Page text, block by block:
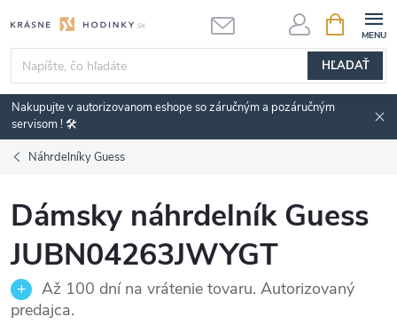
na
obsah
HĽADAŤ
KOŠÍK
Nakupujte v autorizovanom eshope so záručným a pozáručným
servisom ! 🛠️
Náhrdelníky Guess
Dámsky náhrdelník Guess
JUBN04263JWYGT
Až 100 dní na vrátenie tovaru. Autorizovaný
predajca.